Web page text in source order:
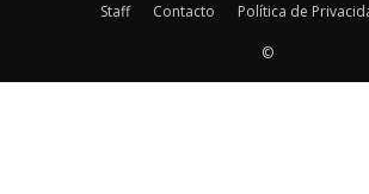
Staff Contacto Política de
©